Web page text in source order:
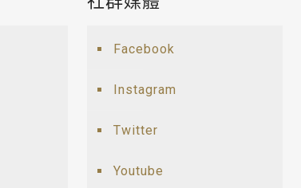
Facebook
Instagram
Twitter
Youtube